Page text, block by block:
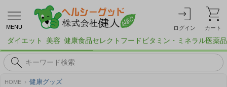
MENU ログイン カート
ダイエット 美容 健康食品セレクトフード ビタミン・ミネラル医薬品
HOME 健康グッズ